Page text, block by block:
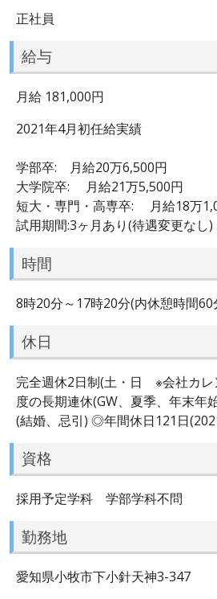
正社員
給与
月給 181,000円
2021年4月初任給実績
学部卒: 月給20万6,500円
大学院卒: 月給21万5,500円
短大・専門・高専卒: 月給18万
試用期間:3ヶ月あり(待遇変更なし)
時間
8時20分～17時20分(内休憩時間60
休日
完全週休2日制(土・日 ※会社カレ
度の長期連休(GW、夏季、年末年
(結婚、忌引) ◎年間休日121日
資格
採用予定学科 学部学科不問
勤務地
愛知県小牧市下小針天神3-347